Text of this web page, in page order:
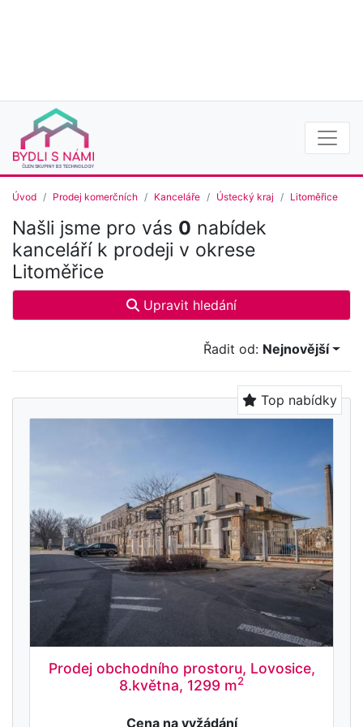
Úvod Prodej komerčních Kanceláře Ústecký kraj Litoměřice
Našli jsme pro vás 0 nabídek
kanceláří k prodeji v okrese
Litoměřice
Upravit hledání
Řadit od: Nejnovější
Top nabídky
Prodej obchodního prostoru, Lovosice,
8.května, 1299 m2
Cena na vyžádání